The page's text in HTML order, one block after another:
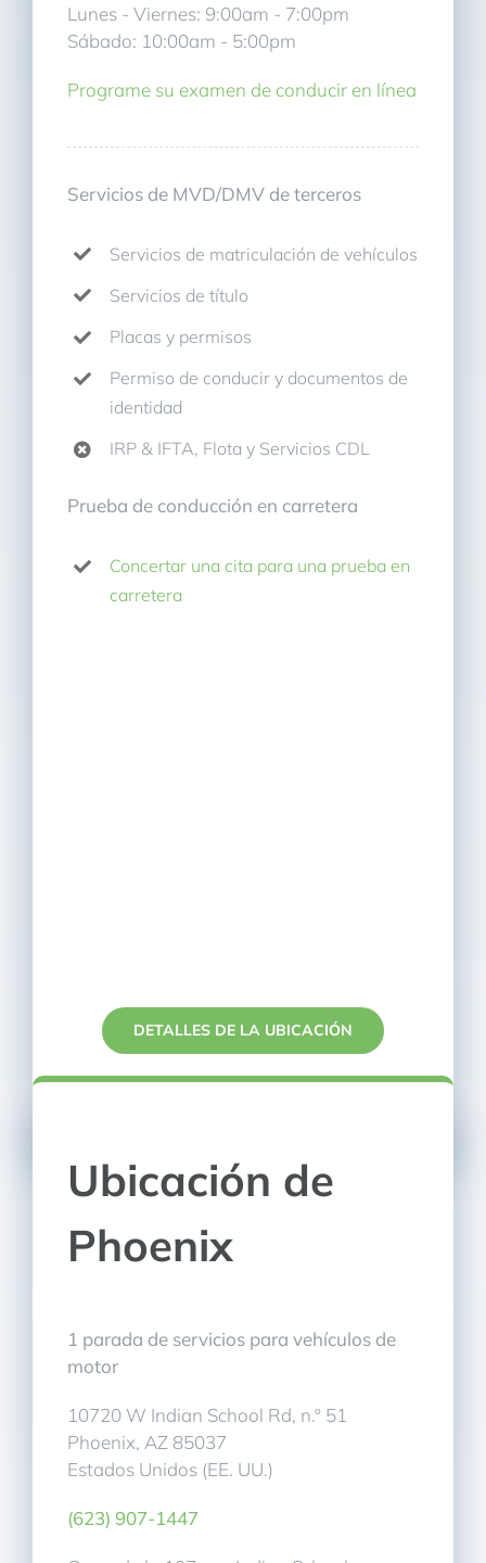
Lunes - Viernes: 9:00am - 7:00pm
Sábado: 10:00am - 5:00pm
Programe su examen de conducir en línea
Servicios de MVD/DMV de terceros
Servicios de matriculación de vehículos
Servicios de título
Placas y permisos
Permiso de conducir y documentos de
identidad
IRP & IFTA, Flota y Servicios CDL
Prueba de conducción en carretera
Concertar una cita para una prueba en
carretera
DETALLES DE LA UBICACIÓN
Ubicación de
Phoenix
1 parada de servicios para vehículos de
motor
10720 W Indian School Rd, n.º 51
Phoenix, AZ 85037
Estados Unidos (EE. UU.)
(623) 907-1447